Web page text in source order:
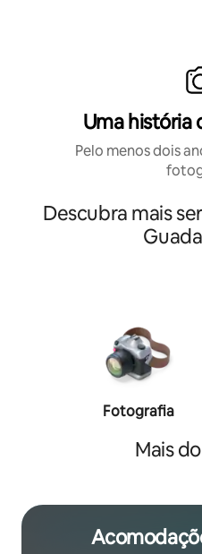
Uma história
Pelo menos dois
Descubra mais
Fotografia
Mais